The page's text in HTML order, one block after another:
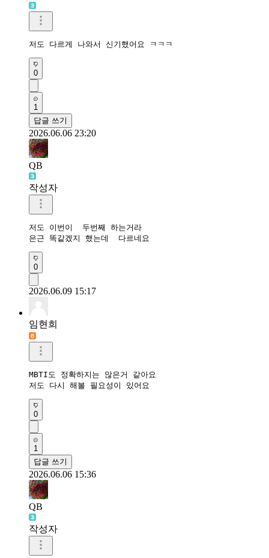
저도 다르게 나와서 신기했어요 ㅋㅋㅋ
0
1
답글 쓰기
2026.06.06 23:20
QB
작성자
저도 이번이  두번째 하는거라
은근 똑같겠지 했는데  다르네요
0
2026.06.09 15:17
임현희
MBTI도 정확하지는 않은거 같아요
저도 다시 해볼 필요성이 있어요
0
1
답글 쓰기
2026.06.06 15:36
QB
작성자